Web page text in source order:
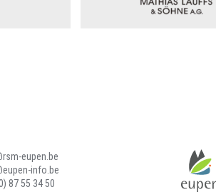
eupen.be
info.be
87 55 34 50